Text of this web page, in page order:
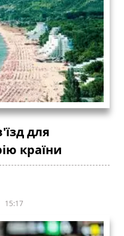
для
країни
15:17